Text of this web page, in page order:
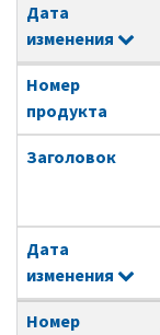
Дата
изменения
Номер
продукта
Заголовок
Дата
изменения
Номер